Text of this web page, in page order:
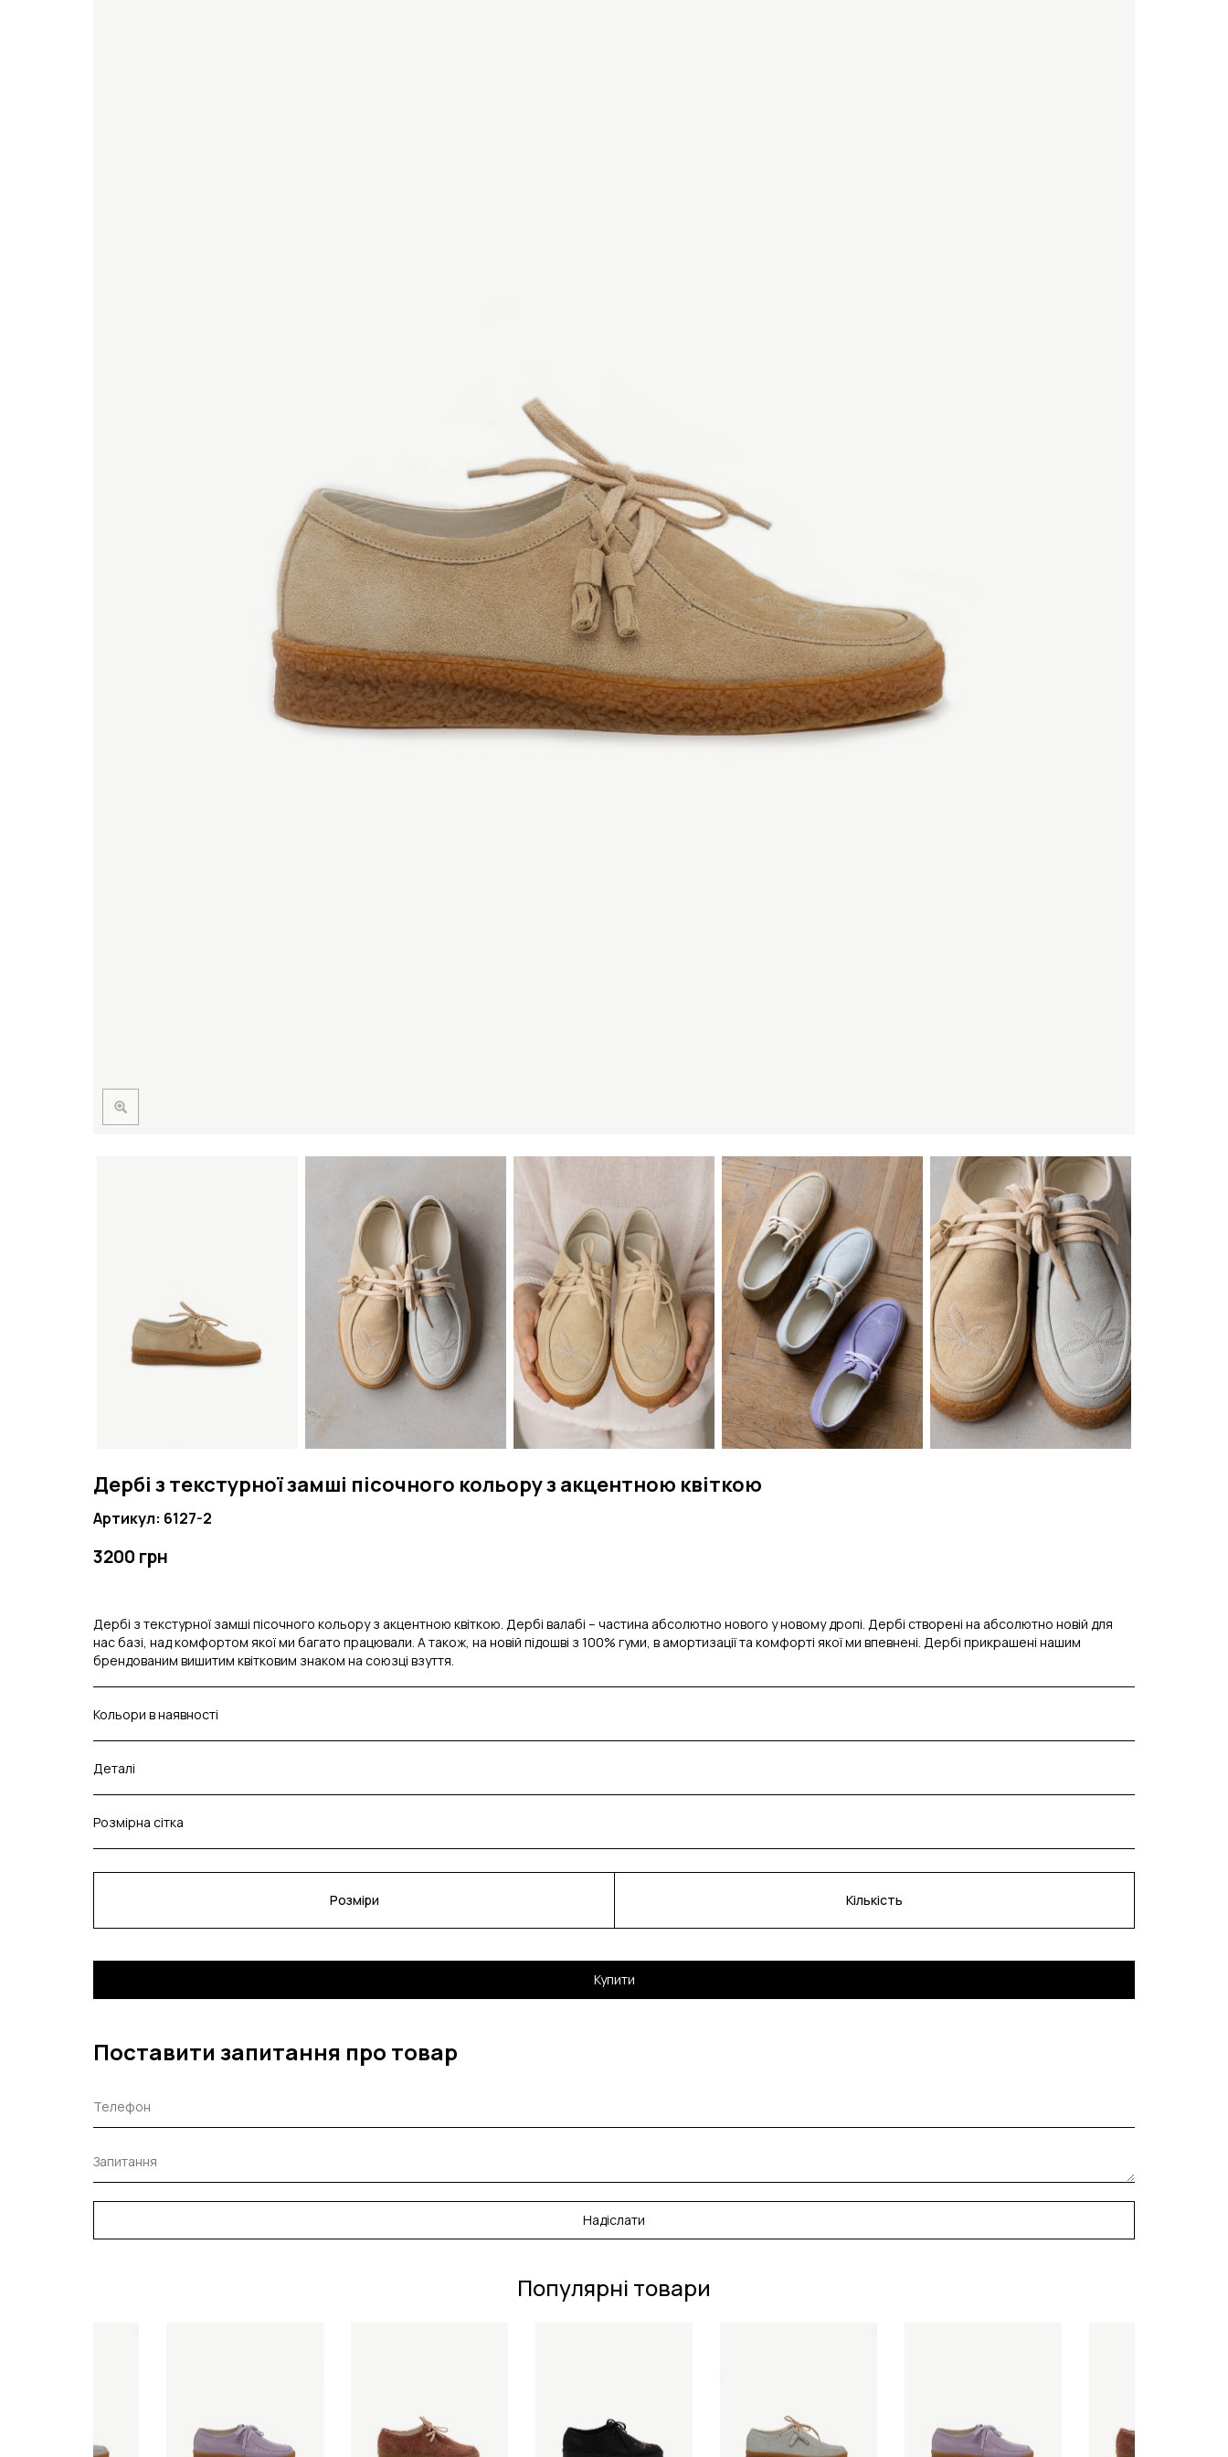
Дербі з текстурної замші пісочного кольору з акцентною квіткою
Артикул: 6127-2
3200 грн
Дербі з текстурної замші пісочного кольору з акцентною квіткою. Дербі валабі – частина абсолютно нового у новому дропі. Дербі створені на абсолютно новій для
нас базі, над комфортом якої ми багато працювали. А також, на новій підошві з 100% гуми, в амортизації та комфорті якої ми впевнені. Дербі прикрашені нашим
брендованим вишитим квітковим знаком на союзці взуття.
Кольори в наявності
Деталі
Розмірна сітка
Розміри Кількість
Купити
Поставити запитання про товар
Надіслати
Популярні товари